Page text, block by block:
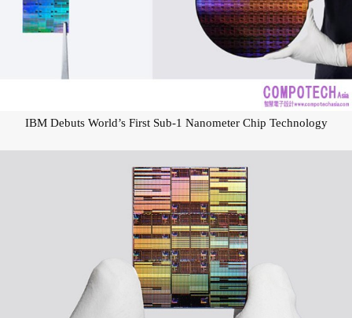
IBM Debuts World’s First Sub-1 Nanometer Chip Technology